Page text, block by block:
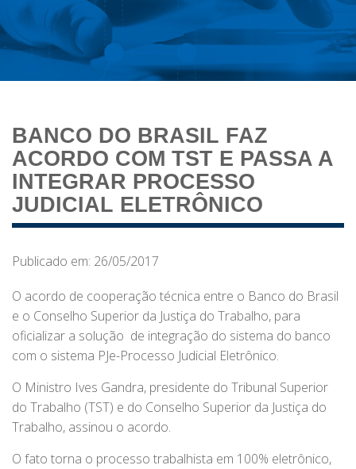
BANCO DO BRASIL FAZ
ACORDO COM TST E PASSA A
INTEGRAR PROCESSO
JUDICIAL ELETRÔNICO
Publicado em: 26/05/2017
O acordo de cooperação técnica entre o Banco do Brasil
e o Conselho Superior da Justiça do Trabalho, para
oficializar a solução de integração do sistema do banco
com o sistema PJe-Processo Judicial Eletrônico.
O Ministro Ives Gandra, presidente do Tribunal Superior
do Trabalho (TST) e do Conselho Superior da Justiça do
Trabalho, assinou o acordo.
O fato torna o processo trabalhista em 100% eletrônico,